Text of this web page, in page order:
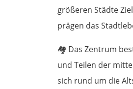
größeren Städte
prägen das
🏘️ Das Zentrum
und Teilen der
sich rund um die